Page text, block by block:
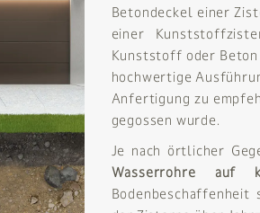
Betondeckel einer
einer
Kunststoff oder
hochwertige
Anfertigung zu
gegossen wurde.
Je nach örtlicher
Wasserrohre auf